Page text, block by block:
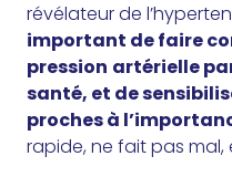
révélateur de
important de faire
pression artérielle
santé, et de
proches à
rapide, ne fait pas mal,